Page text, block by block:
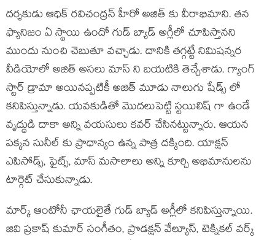
దర్శకుడు ఆధిక్ రవిచంద్రన్ హీరో అజిత్ కు వీరాభిమాని. తన
ఫ్యానిజం ఏ స్థాయి ఉందో గుడ్ బ్యాడ్ అగ్లీలో చూపిస్తానని
ముందు నుంచి చెబుతూ వచ్చాడు. దానికి తగ్గట్టే నిమిషన్నర
వీడియోలో అజిత్ అసలు మాస్ ని బయటికి తెచ్చేశాడు. గ్యాంగ్
స్టార్ డ్రామా అయినప్పటికీ అజిత్ మూడు నాలుగు షేడ్స్ లో
కనిపిస్తున్నాడు. యవకుడితో మొదలుపెట్టి స్టయిలిష్ గా ఉండే
వృద్ధుడి దాకా అన్ని వయసులు కవర్ చేసినట్టున్నారు. ఆయన
పక్కన సునీల్ కు ప్రాధాన్యం ఉన్న పాత్ర దక్కింది. యాక్షన్
ఎపిసోడ్స్, ఫైట్స్, మాస్ మసాలాలు అన్ని కూర్చి అభిమానులను
టార్గెట్ చేసుకున్నాడు.
మార్క్ ఆంటోనీ ఛాయలైతే గుడ్ బ్యాడ్ అగ్లీలో కనిపిస్తున్నాయి.
జివి ప్రకాష్ కుమార్ సంగీతం, ప్రొడక్షన్ వేల్యూస్, టెక్నికల్ వర్క్